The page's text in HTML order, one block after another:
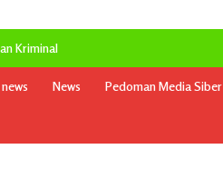
Kriminal
news News Pedoman Media Siber